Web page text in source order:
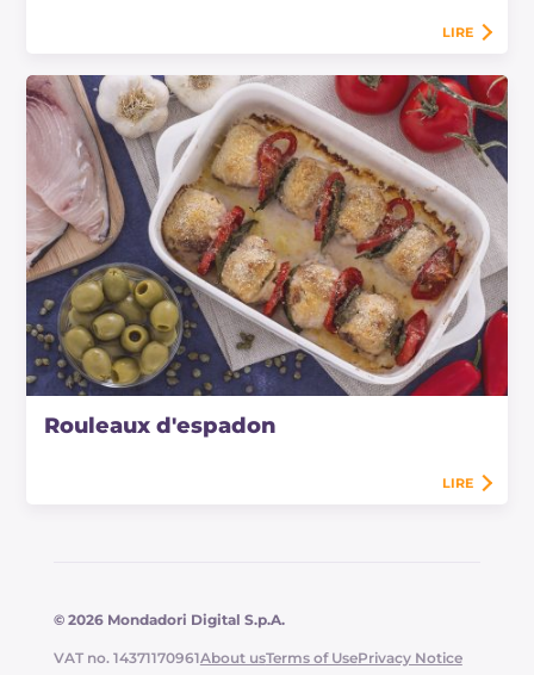
LIRE
Rouleaux d'espadon
LIRE
© 2026 Mondadori Digital S.p.A.
VAT no. 14371170961About usTerms of UsePrivacy Notice